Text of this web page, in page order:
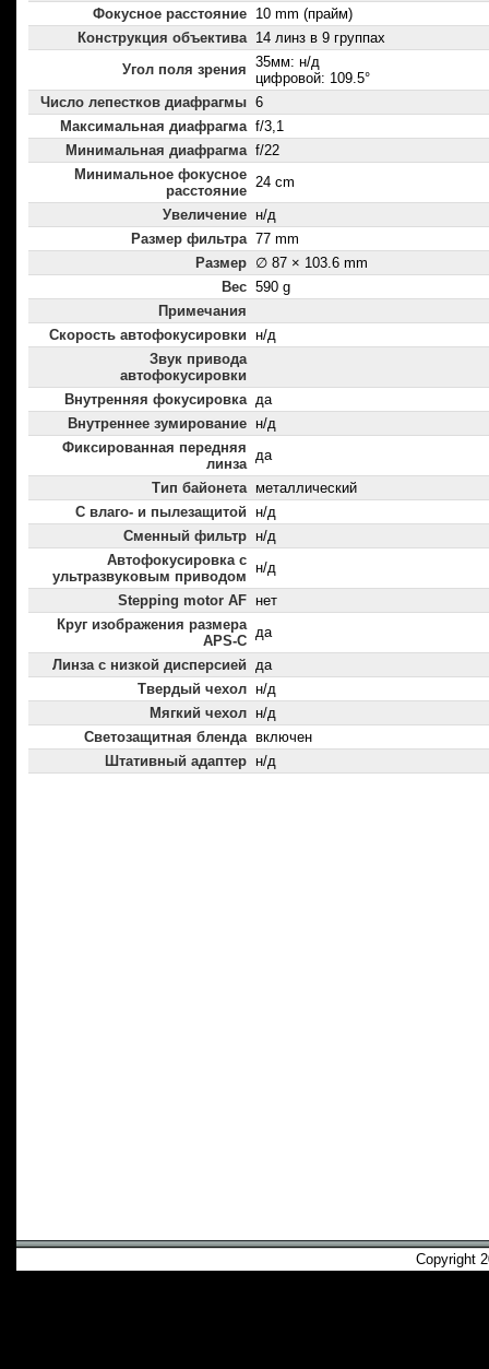
Фокусное расстояние 10 mm (прайм)
Конструкция объектива 14 линз в 9 группах
Угол поля зрения 35мм: н/д
цифровой: 109.5°
Число лепестков диафрагмы 6
Максимальная диафрагма f/3,1
Минимальная диафрагма f/22
Минимальное фокусное
расстояние
24 cm
Увеличение н/д
Размер фильтра 77 mm
Размер ∅ 87 × 103.6 mm
Вес 590 g
Примечания
Скорость автофокусировки н/д
Звук привода
автофокусировки
Внутренняя фокусировка да
Внутреннее зумирование н/д
Фиксированная передняя
линза
да
Тип байонета металлический
С влаго- и пылезащитой н/д
Сменный фильтр н/д
Автофокусировка с
ультразвуковым приводом
н/д
Stepping motor AF нет
Круг изображения размера
APS-C
да
Линза с низкой дисперсией да
Твердый чехол н/д
Мягкий чехол н/д
Светозащитная бленда включен
Штативный адаптер н/д
Copyright